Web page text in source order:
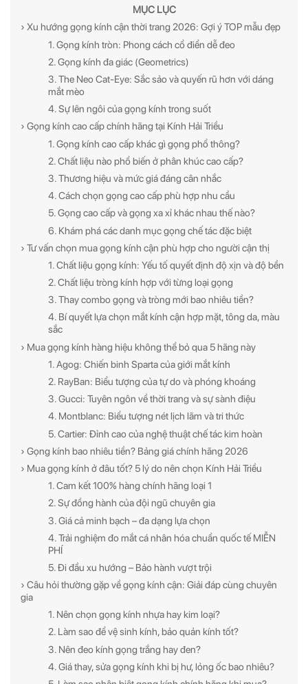
MỤC LỤC
› Xu hướng gọng kính cận thời trang 2026: Gợi ý TOP mẫu đẹp
1. Gọng kính tròn: Phong cách cổ điển dễ đeo
2. Gọng kính đa giác (Geometrics)
3. The Neo Cat-Eye: Sắc sảo và quyến rũ hơn với dáng
mắt mèo
4. Sự lên ngôi của gọng kính trong suốt
› Gọng kính cao cấp chính hãng tại Kính Hải Triều
1. Gọng kính cao cấp khác gì gọng phổ thông?
2. Chất liệu nào phổ biến ở phân khúc cao cấp?
3. Thương hiệu và mức giá đáng cân nhắc
4. Cách chọn gọng cao cấp phù hợp nhu cầu
5. Gọng cao cấp và gọng xa xỉ khác nhau thế nào?
6. Khám phá các danh mục gọng chế tác đặc biệt
› Tư vấn chọn mua gọng kính cận phù hợp cho người cận thị
1. Chất liệu gọng kính: Yếu tố quyết định độ xịn và độ bền
2. Chất liệu tròng kính hợp với từng loại gọng
3. Thay combo gọng và tròng mới bao nhiêu tiền?
4. Bí quyết lựa chọn mắt kính cận hợp mặt, tông da, màu
sắc
› Mua gọng kính hàng hiệu không thể bỏ qua 5 hãng này
1. Agog: Chiến binh Sparta của giới mắt kính
2. RayBan: Biểu tượng của tự do và phóng khoáng
3. Gucci: Tuyên ngôn về thời trang và sự sành điệu
4. Montblanc: Biểu tượng nét lịch lãm và tri thức
5. Cartier: Đỉnh cao của nghệ thuật chế tác kim hoàn
› Gọng kính bao nhiêu tiền? Bảng giá chính hãng 2026
› Mua gọng kính ở đâu tốt? 5 lý do nên chọn Kính Hải Triều
1. Cam kết 100% hàng chính hãng loại 1
2. Sự đồng hành của đội ngũ chuyên gia
3. Giá cả minh bạch – đa dạng lựa chọn
4. Trải nghiệm đo mắt cá nhân hóa chuẩn quốc tế MIỄN
PHÍ
5. Đi đầu xu hướng – Bảo hành vượt trội
› Câu hỏi thường gặp về gọng kính cận: Giải đáp cùng chuyên
gia
1. Nên chọn gọng kính nhựa hay kim loại?
2. Làm sao để vệ sinh kính, bảo quản kính tốt?
3. Nên đeo kính gọng trắng hay đen?
4. Giá thay, sửa gọng kính khi bị hư, lỏng ốc bao nhiêu?